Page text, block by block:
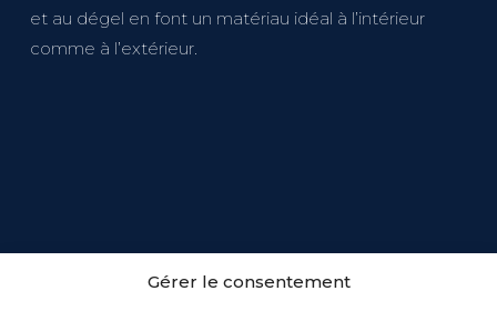
Gérer le consentement
et au dégel en font un matériau idéal à l’intérieur
comme à l’extérieur.